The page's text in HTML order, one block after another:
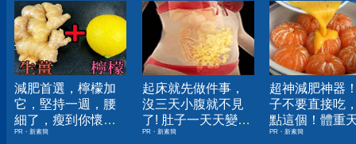
減肥首選，檸檬加
它，堅持一週，腰
細了，瘦到你懷疑
人生
PR・新素簡
起床就先做件事，
沒三天小腹就不見
了! 肚子一天天變
小！
PR・新素簡
超神減肥神器
子不要直接吃
點這個！體重
下降
PR・新素簡